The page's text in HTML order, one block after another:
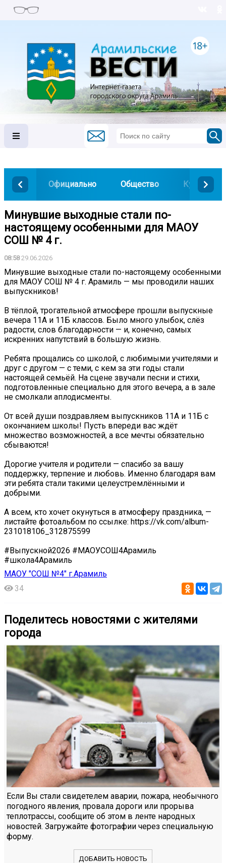
Официально Общество Культура
Минувшие выходные стали по-
настоящему особенными для МАОУ
СОШ № 4 г.
08:5829.06.2026
Минувшие выходные стали по-настоящему особенными
для МАОУ СОШ № 4 г. Арамиль — мы проводили наших
выпускников!
В тёплой, трогательной атмосфере прошли выпускные
вечера 11А и 11Б классов. Было много улыбок, слёз
радости, слов благодарности — и, конечно, самых
искренних напутствий в большую жизнь.
Ребята прощались со школой, с любимыми учителями и
друг с другом — с теми, с кем за эти годы стали
настоящей семьёй. На сцене звучали песни и стихи,
подготовленные специально для этого вечера, а в зале
не смолкали аплодисменты.
От всей души поздравляем выпускников 11А и 11Б с
окончанием школы! Пусть впереди вас ждёт
множество возможностей, а все мечты обязательно
сбываются!
Дорогие учителя и родители — спасибо за вашу
поддержку, терпение и любовь. Именно благодаря вам
эти ребята стали такими целеустремлёнными и
добрыми.
А всем, кто хочет окунуться в атмосферу праздника, —
листайте фотоальбом по ссылке: https://vk.com/album-
231018106_312875599
#Выпускной2026 #МАОУСОШ4Арамиль
#школа4Арамиль
МАОУ "СОШ №4" г.Арамиль
34
Поделитесь новостями с жителями
города
Если Вы стали свидетелем аварии, пожара, необычного
погодного явления, провала дороги или прорыва
теплотрассы, сообщите об этом в ленте народных
новостей. Загружайте фотографии через специальную
форму.
ДОБАВИТЬ НОВОСТЬ